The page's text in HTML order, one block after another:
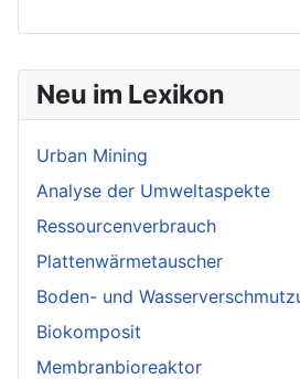
Neu im Lexikon
Urban Mining
Analyse der Umweltaspekte
Ressourcenverbrauch
Plattenwärmetauscher
Boden- und
Biokomposit
Membranbioreaktor